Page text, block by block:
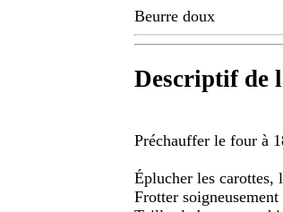
Beurre doux
Descriptif de
Préchauffer le four à
Éplucher les carottes,
Frotter soigneusement